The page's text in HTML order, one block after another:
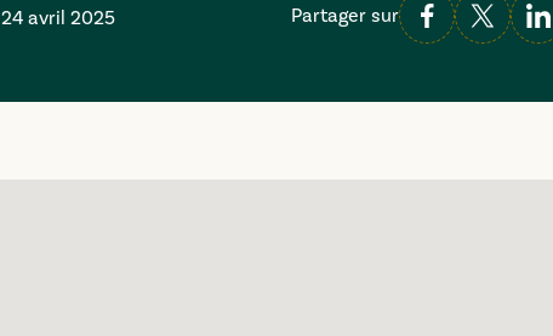
24 avril 2025 Partager sur